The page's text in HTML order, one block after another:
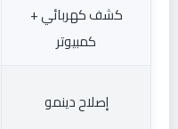
كشف كهربائي +
كمبيوتر
إصلاح دينمو